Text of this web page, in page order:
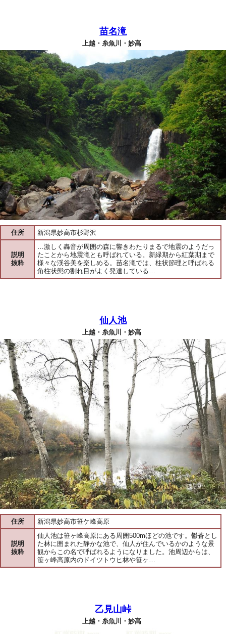
苗名滝
上越・糸魚川・妙高
住所 新潟県妙高市杉野沢
説明
抜粋
…激しく轟音が周囲の森に響きわたりまるで地震のようだっ
たことから地震滝とも呼ばれている。新緑期から紅葉期まで
様々な渓谷美を楽しめる。苗名滝では、柱状節理と呼ばれる
角柱状態の割れ目がよく発達している…
仙人池
上越・糸魚川・妙高
住所 新潟県妙高市笹ケ峰高原
説明
抜粋
仙人池は笹ヶ峰高原にある周囲500mほどの池です。鬱蒼とし
た林に囲まれた静かな池で、仙人が住んでいるかのような景
観からこの名で呼ばれるようになりました。池周辺からは、
笹ヶ峰高原内のドイツトウヒ林や笹ヶ…
乙見山峠
上越・糸魚川・妙高